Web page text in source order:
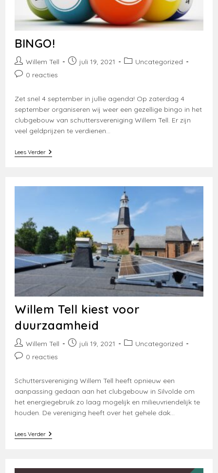
BINGO!
Bericht
auteur:
Willem Tell
Berichtjuli 19, 2021 Berichtcategorie:
Uncategorized
Bericht0 reacties
Zet snel 4 september in jullie agenda! Op zaterdag 4
september organiseren wij weer een gezellige bingo in het
clubgebouw van schuttersvereniging Willem Tell. Er zijn
veel geldprijzen te verdienen…
Lees VerderBINGO!
Willem Tell kiest voor
duurzaamheid
Bericht
auteur:
Willem Tell
Berichtjuli 19, 2021 Berichtcategorie:
Uncategorized
Bericht0 reacties
Schuttersvereniging Willem Tell heeft opnieuw een
aanpassing gedaan aan het clubgebouw in Silvolde om
het energiegebruik zo laag mogelijk en milieuvriendelijk te
houden. De vereniging heeft over het gehele dak…
Lees VerderWillem